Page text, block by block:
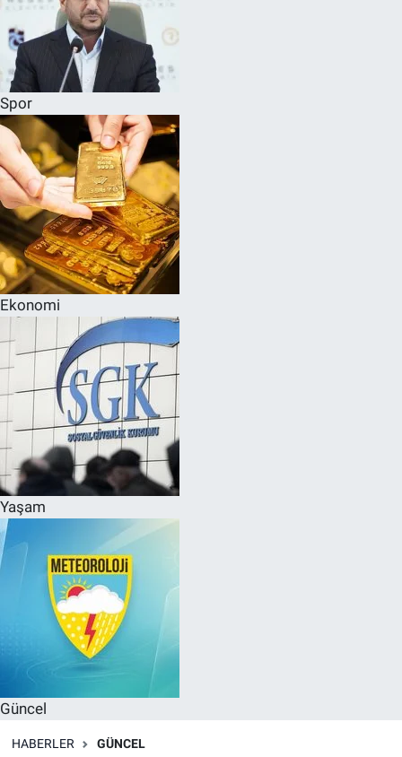
Spor
Ekonomi
Yaşam
Güncel
HABERLER GÜNCEL